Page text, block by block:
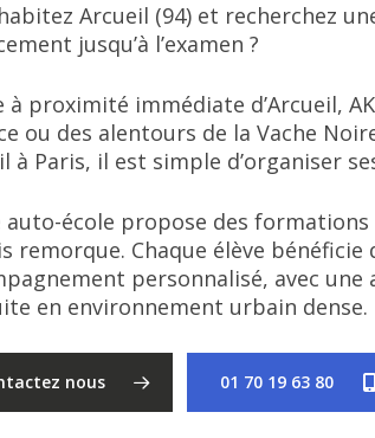
Arcueil (94) et recherchez
jusqu’à l’examen ?
à proximité immédiate d’Arcueil,
ou des alentours de la Vache
à Paris, il est simple d’organiser
auto-école propose des
remorque. Chaque élève bénéficie
personnalisé, avec
en environnement urbain dense.
nous 01 70 19 63 80